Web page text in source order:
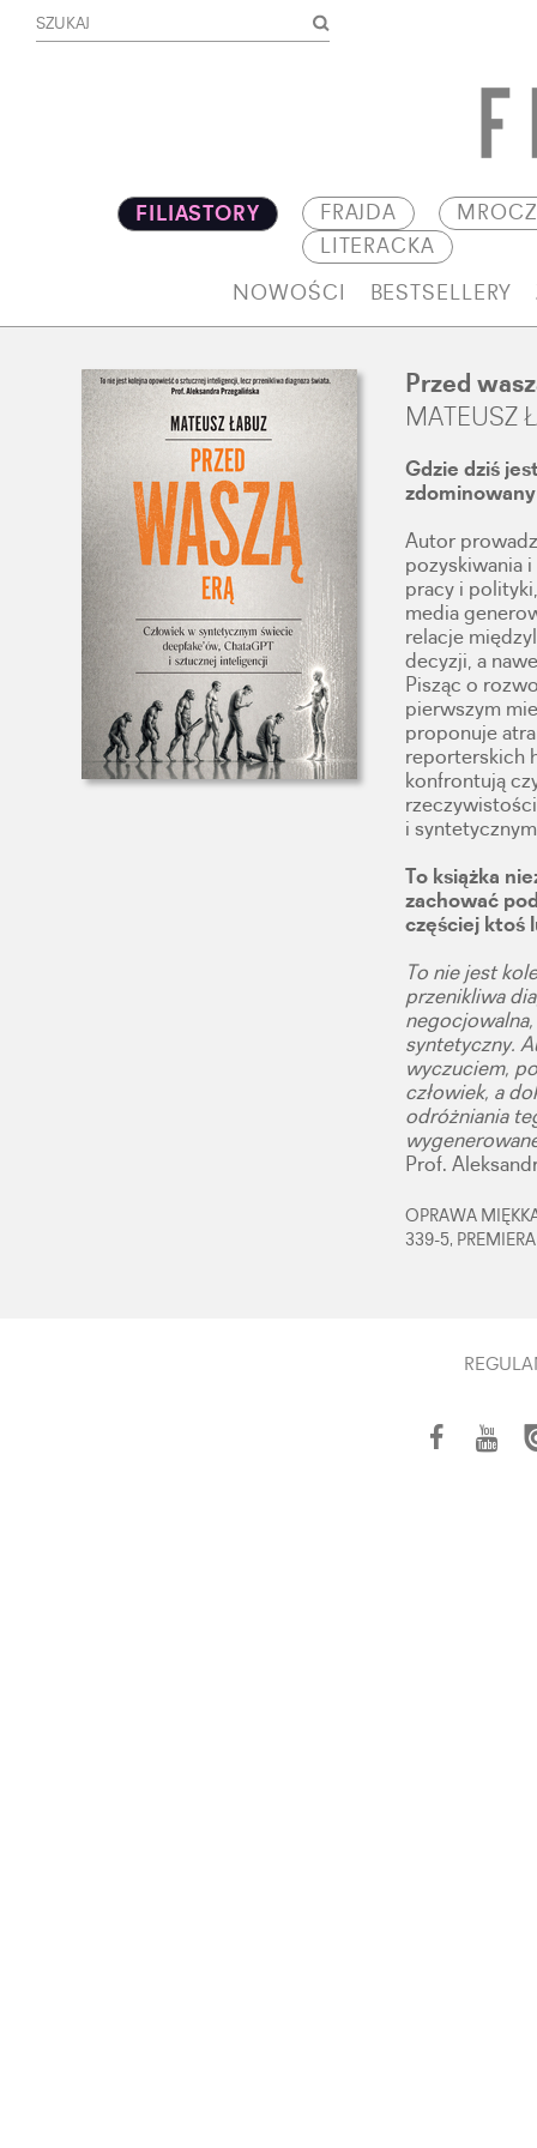
FILIASTORY FRAJDA
LITERACKA
NOWOŚCI BESTSELLERY
Przed
MATEUSZ
Gdzie dziś
Autor
pozyskiwania
pracy i
media
relacje
decyzji, a
Pisząc o
pierwszym
proponuje
reporterskich
konfrontują
i
To książka
zachować
częściej ktoś
To nie jest
przenikliwa
negocjowalna,
syntetyczny.
wyczuciem,
człowiek, a
odróżniania
Prof.
OPRAWA
339-5,